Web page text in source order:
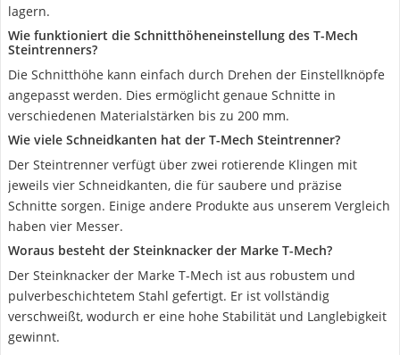
lagern.
Wie funktioniert die Schnitthöheneinstellung des T-Mech
Steintrenners?
Die Schnitthöhe kann einfach durch Drehen der Einstellknöpfe
angepasst werden. Dies ermöglicht genaue Schnitte in
verschiedenen Materialstärken bis zu 200 mm.
Wie viele Schneidkanten hat der T-Mech Steintrenner?
Der Steintrenner verfügt über zwei rotierende Klingen mit
jeweils vier Schneidkanten, die für saubere und präzise
Schnitte sorgen. Einige andere Produkte aus unserem Vergleich
haben vier Messer.
Woraus besteht der Steinknacker der Marke T-Mech?
Der Steinknacker der Marke T-Mech ist aus robustem und
pulverbeschichtetem Stahl gefertigt. Er ist vollständig
verschweißt, wodurch er eine hohe Stabilität und Langlebigkeit
gewinnt.